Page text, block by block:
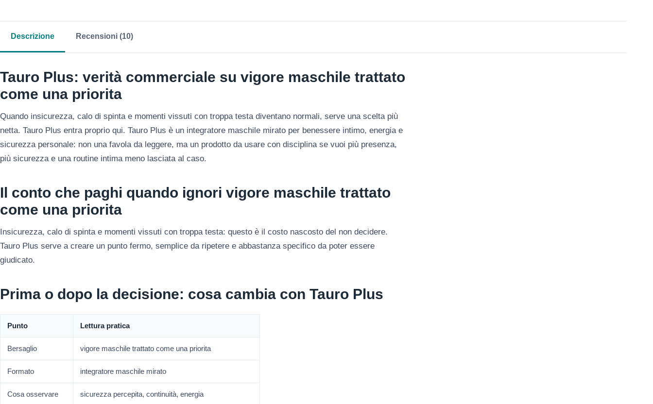
Descrizione Recensioni (10)
Tauro Plus: verità commerciale su vigore maschile trattato
come una priorita
Quando insicurezza, calo di spinta e momenti vissuti con troppa testa diventano normali, serve una scelta più
netta. Tauro Plus entra proprio qui. Tauro Plus è un integratore maschile mirato per benessere intimo, energia e
sicurezza personale: non una favola da leggere, ma un prodotto da usare con disciplina se vuoi più presenza,
più sicurezza e una routine intima meno lasciata al caso.
Il conto che paghi quando ignori vigore maschile trattato
come una priorita
Insicurezza, calo di spinta e momenti vissuti con troppa testa: questo è il costo nascosto del non decidere.
Tauro Plus serve a creare un punto fermo, semplice da ripetere e abbastanza specifico da poter essere
giudicato.
Prima o dopo la decisione: cosa cambia con Tauro Plus
Punto Lettura pratica
Bersaglio vigore maschile trattato come una priorita
Formato integratore maschile mirato
Cosa osservare sicurezza percepita, continuità, energia